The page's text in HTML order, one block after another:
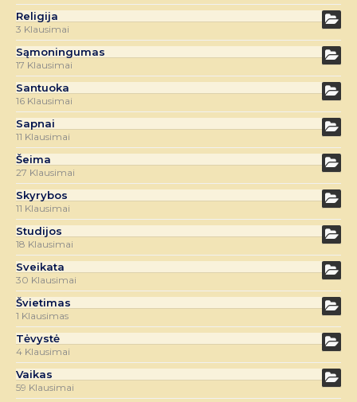
Religija
3 Klausimai
Sąmoningumas
17 Klausimai
Santuoka
16 Klausimai
Sapnai
11 Klausimai
Šeima
27 Klausimai
Skyrybos
11 Klausimai
Studijos
18 Klausimai
Sveikata
30 Klausimai
Švietimas
1 Klausimas
Tėvystė
4 Klausimai
Vaikas
59 Klausimai